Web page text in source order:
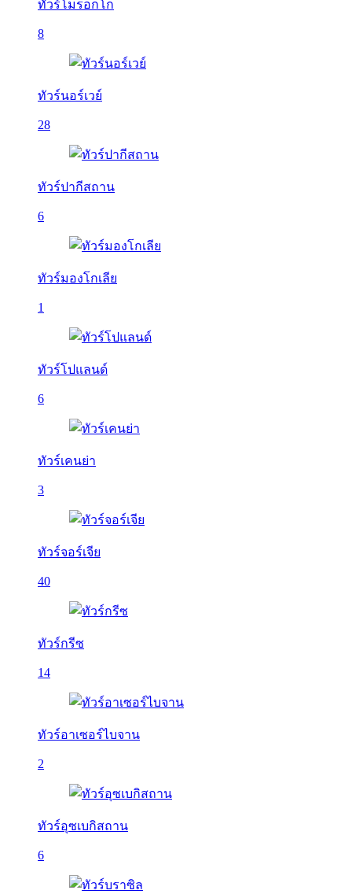
ทัวร์โมร็อกโก
8
ทัวร์นอร์เวย์
28
ทัวร์ปากีสถาน
6
ทัวร์มองโกเลีย
1
ทัวร์โปแลนด์
6
ทัวร์เคนย่า
3
ทัวร์จอร์เจีย
40
ทัวร์กรีซ
14
ทัวร์อาเซอร์ไบจาน
2
ทัวร์อุซเบกิสถาน
6